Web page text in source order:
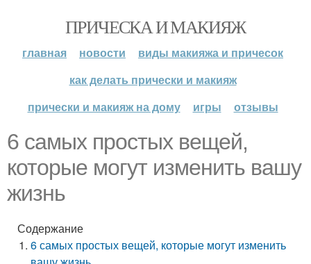
ПРИЧЕСКА И МАКИЯЖ
главная новости
виды макияжа и причесок
как делать прически и макияж
прически и макияж на дому
игры отзывы
6 самых простых вещей,
которые могут изменить вашу
жизнь
Содержание
6 самых простых вещей, которые могут изменить